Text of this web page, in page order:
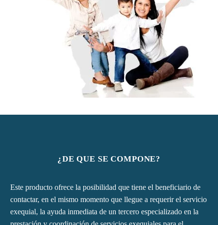
¿DE QUE SE COMPONE?
Este producto ofrece la posibilidad que tiene el beneficiario de
contactar, en el mismo momento que llegue a requerir el servicio
exequial, la ayuda inmediata de un tercero especializado en la